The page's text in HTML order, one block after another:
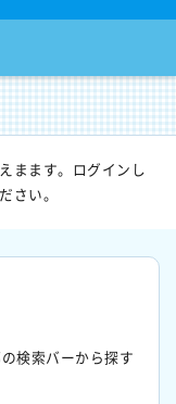
まます。ログインし
さい。
検索バーから探す